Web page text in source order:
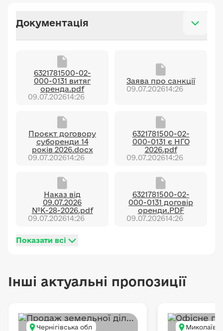
Документація
6321781500-02-
000-0131 витяг
оренда.pdf
09.07.202614:26
Заява про санкції
09.07.202614:26
Проєкт договору
суборенди 14
років 2026.docx
09.07.202614:26
6321781500-02-
000-0131 є НГО
2026.pdf
09.07.202614:26
Наказ від
09.07.2026
№К-28-2026.pdf
09.07.202614:26
6321781500-02-
000-0131 договір
оренди.PDF
09.07.202614:26
Показати всі
Інші актуальні пропозиції
Чернігівська обл